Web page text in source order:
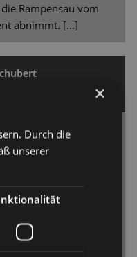
Rampensau vom
abnimmt. [...]
aktuellen Show.
geführt von Peter
[...] Marcus
×
Durch die
unserer